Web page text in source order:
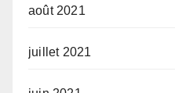
août 2021
juillet 2021